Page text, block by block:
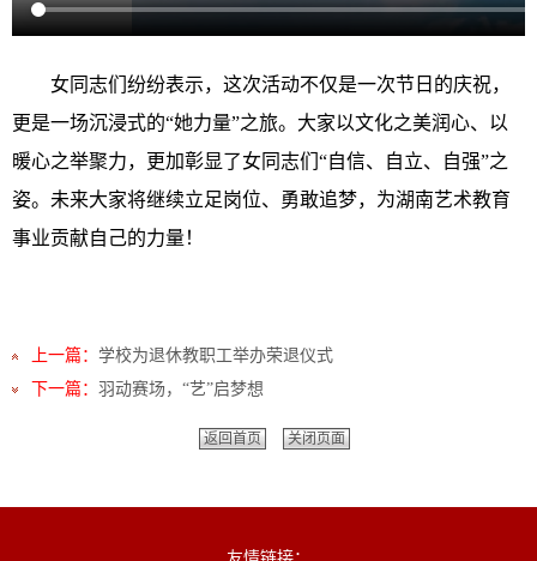
女同志们纷纷表示，这次活动不仅是一次节日的庆祝，
更是一场沉浸式的“她力量”之旅。大家以文化之美润心、以
暖心之举聚力，更加彰显了女同志们“自信、自立、自强”之
姿。未来大家将继续立足岗位、勇敢追梦，为湖南艺术教育
事业贡献自己的力量！
上一篇： 学校为退休教职工举办荣退仪式
下一篇： 羽动赛场，“艺”启梦想
返回首页 关闭页面